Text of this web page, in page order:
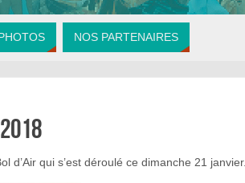
NOS PARTENAIRES
d’Air qui s’est déroulé ce dimanche 21 janvier.